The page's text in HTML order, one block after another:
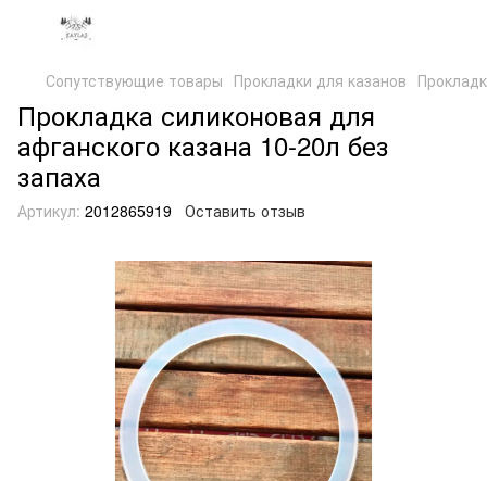
Сопутствующие товары Прокладки для казанов
Прокладка силиконовая для
афганского казана 10-20л без
запаха
Артикул: 2012865919 Оставить отзыв